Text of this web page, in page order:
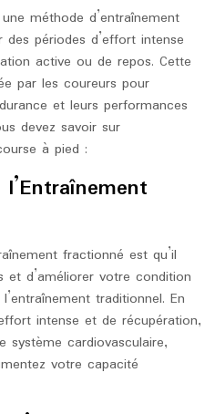
méthode d’entraînement
périodes d’effort intense
active ou de repos. Cette
par les coureurs pour
et leurs performances
devez savoir sur
à pied :
fractionné est qu’il
d’améliorer votre condition
traditionnel. En
intense et de récupération,
système cardiovasculaire,
votre capacité